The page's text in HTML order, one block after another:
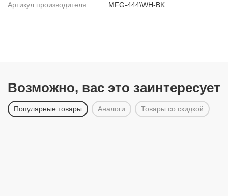
Артикул производителя MFG-444\WH-BK
Возможно, вас это заинтересует
Популярные товары Аналоги Товары со скидкой